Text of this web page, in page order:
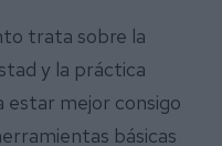
trata sobre la
y la práctica
estar mejor consigo
básicas